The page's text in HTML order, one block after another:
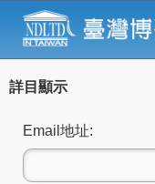
詳目顯示
Email地址: